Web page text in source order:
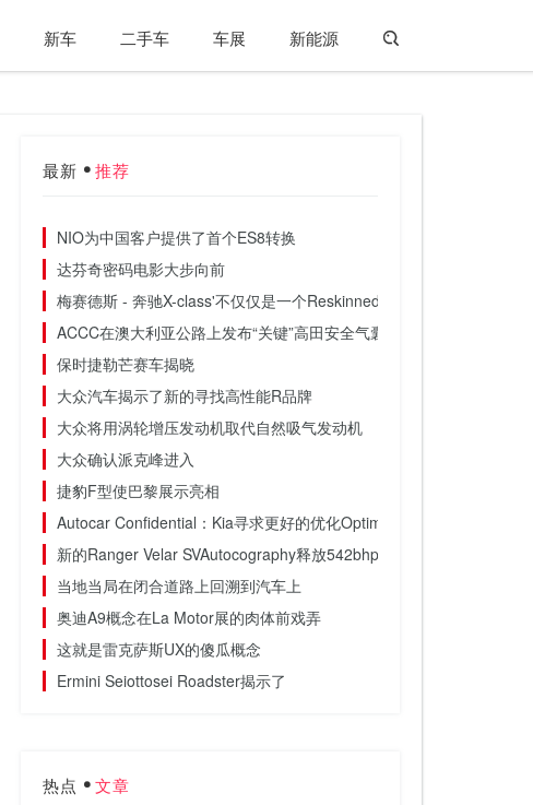
新车 二手车 车展 新能源
最新 推荐
NIO为中国客户提供了首个ES8转换
达芬奇密码电影大步向前
梅赛德斯 - 奔驰X-class'不仅仅是一个Reskinned Nissan Navara'
ACCC在澳大利亚公路上发布“关键”高田安全气囊清单
保时捷勒芒赛车揭晓
大众汽车揭示了新的寻找高性能R品牌
大众将用涡轮增压发动机取代自然吸气发动机
大众确认派克峰进入
捷豹F型使巴黎展示亮相
Autocar Confidential：Kia寻求更好的优化Optima，Lamborghini揭示
新的Ranger Velar SVAutocography释放542bhp
当地当局在闭合道路上回溯到汽车上
奥迪A9概念在La Motor展的肉体前戏弄
这就是雷克萨斯UX的傻瓜概念
Ermini Seiottosei Roadster揭示了
热点 文章